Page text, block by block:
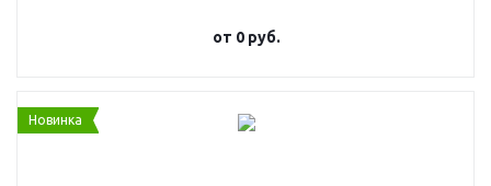
от 0 руб.
Новинка